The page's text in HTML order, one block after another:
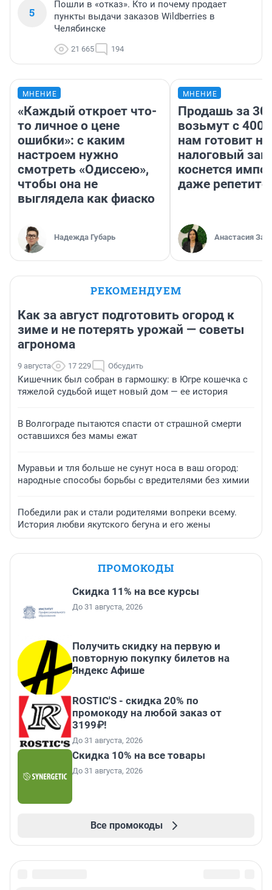
5
Пошли в «отказ». Кто и почему продает
пункты выдачи заказов Wildberries в
Челябинске
21 665 194
МНЕНИЕ
«Каждый откроет что-
то личное о цене
ошибки»: с каким
настроем нужно
смотреть «Одиссею»,
чтобы она не
выглядела как фиаско
Надежда Губарь
МНЕНИЕ
Продашь за
возьмут с
нам готовит
налоговый
коснется
даже
Анастасия
РЕКОМЕНДУЕМ
Как за август подготовить огород к
зиме и не потерять урожай — советы
агронома
9 августа 17 229 Обсудить
Кишечник был собран в гармошку: в Югре кошечка с
тяжелой судьбой ищет новый дом — ее история
В Волгограде пытаются спасти от страшной смерти
оставшихся без мамы ежат
Муравьи и тля больше не сунут носа в ваш огород:
народные способы борьбы с вредителями без химии
Победили рак и стали родителями вопреки всему.
История любви якутского бегуна и его жены
ПРОМОКОДЫ
Скидка 11% на все курсы
До 31 августа, 2026
Получить скидку на первую и
повторную покупку билетов на
Яндекс Афише
ROSTIC'S - скидка 20% по
промокоду на любой заказ от
3199₽!
До 31 августа, 2026
Скидка 10% на все товары
До 31 августа, 2026
Все промокоды